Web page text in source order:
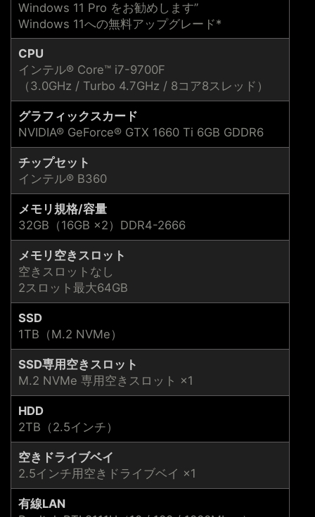
Windows 11 Pro をお勧めします”
Windows 11への無料アップグレード*
CPU
インテル® Core™ i7-9700F
（3.0GHz / Turbo 4.7GHz / 8コア8スレッド）
グラフィックスカード
NVIDIA® GeForce® GTX 1660 Ti 6GB GDDR6
チップセット
インテル® B360
メモリ規格/容量
32GB（16GB ×2）DDR4-2666
メモリ空きスロット
空きスロットなし
2スロット最大64GB
SSD
1TB（M.2 NVMe）
SSD専用空きスロット
M.2 NVMe 専用空きスロット ×1
HDD
2TB（2.5インチ）
空きドライブベイ
2.5インチ用空きドライブベイ ×1
有線LAN